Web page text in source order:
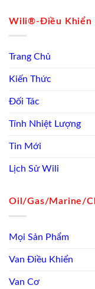
Wili®-Điều Khiển
Trang Chủ
Kiến Thức
Đối Tác
Tính Nhiệt Lượng
Tin Mới
Lịch Sử Wili
Oil/Gas/Marine/
Mọi Sản Phẩm
Van Điều Khiển
Van Cơ